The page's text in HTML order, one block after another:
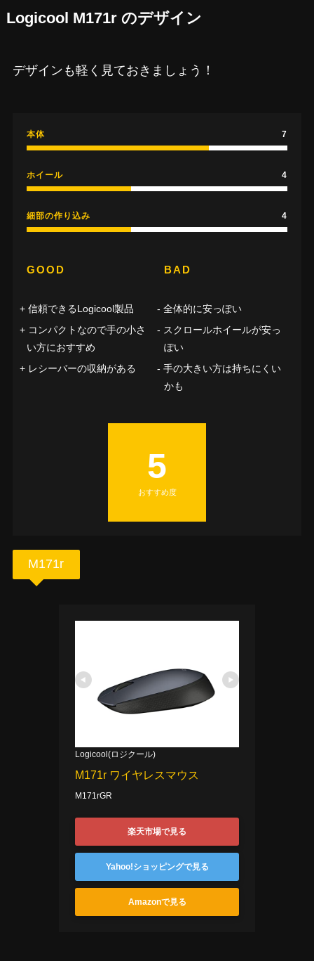
Logicool M171r のデザイン
デザインも軽く見ておきましょう！
本体 7
ホイール 4
細部の作り込み 4
GOOD
信頼できるLogicool製品
コンパクトなので手の小さ
い方におすすめ
レシーバーの収納がある
BAD
全体的に安っぽい
スクロールホイールが安っ
ぽい
手の大きい方は持ちにくい
かも
5
おすすめ度
M171r
Logicool(ロジクール)
M171r ワイヤレスマウス
M171rGR
楽天市場で見る
Yahoo!ショッピングで見る
Amazonで見る